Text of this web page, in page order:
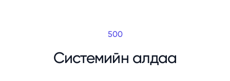
500
Системийн алдаа